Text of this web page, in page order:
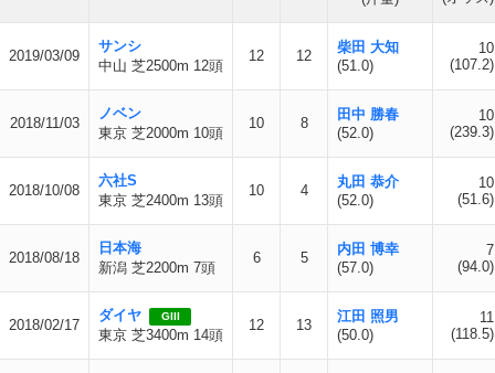
2019/03/09
サンシ
中山 芝2500m 12頭
12 12
柴田 大知
(51.0)
10
(107.2)
2018/11/03
ノベン
東京 芝2000m 10頭
10 8
田中 勝春
(52.0)
10
(239.3)
2018/10/08
六社S
東京 芝2400m 13頭
10 4
丸田 恭介
(52.0)
10
(51.6)
2018/08/18
日本海
新潟 芝2200m 7頭
6 5
内田 博幸
(57.0)
7
(94.0)
2018/02/17
ダイヤ GIII
東京 芝3400m 14頭
12 13
江田 照男
(50.0)
11
(118.5)